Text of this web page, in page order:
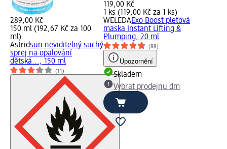
289,00 Kč
150 ml (192,67 Kč za 100
ml)
Astridsun neviditelný suchý
sprej na opalování
dětská..., 150 ml
(11)
119,00 Kč
1 ks (119,00 Kč za 1 ks)
WELEDAExo Boost pleťová
maska Instant Lifting &
Plumping, 20 ml
(88)
Upozornění
Skladem
Vybrat prodejnu dm